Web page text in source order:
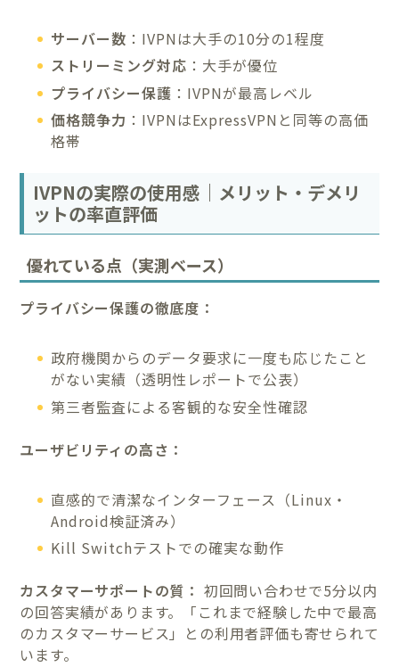
サーバー数 ：IVPNは大手の10分の1程度
ストリーミング対応 ：大手が優位
プライバシー保護 ：IVPNが最高レベル
価格競争力 ：IVPNはExpressVPNと同等の高価
格帯
IVPNの実際の使用感｜メリット・デメリ
ットの率直評価
優れている点（実測ベース）
プライバシー保護の徹底度：
政府機関からのデータ要求に一度も応じたこと
がない実績（透明性レポートで公表）
第三者監査による客観的な安全性確認
ユーザビリティの高さ：
直感的で清潔なインターフェース（Linux・
Android検証済み）
Kill Switchテストでの確実な動作
カスタマーサポートの質： 初回問い合わせで5分以内
の回答実績があります。「これまで経験した中で最高
のカスタマーサービス」との利用者評価も寄せられて
います。